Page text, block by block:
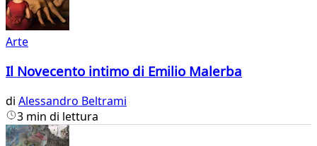
Arte
Il Novecento intimo di Emilio Malerba
di Alessandro Beltrami
3 min di lettura